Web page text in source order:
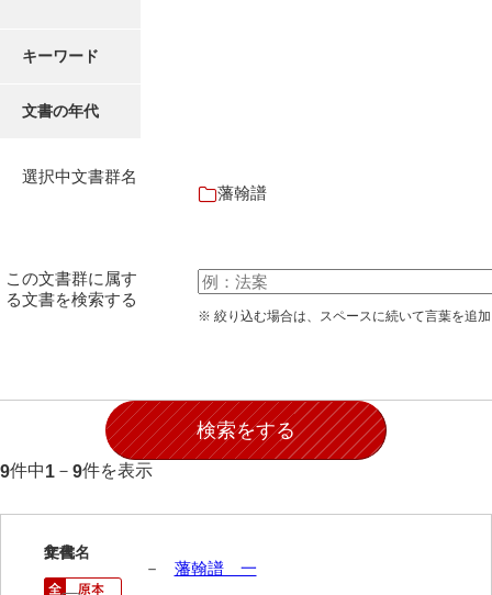
御広式日記
御書出控
御家譜
御家督記
キーワード
文書の年代
選択中文書群名
藩翰譜
この文書群に属す
る文書を検索する
※ 絞り込む場合は、スペースに続いて言葉を追
9件中1 － 9件を表示
1
文書名
藩翰譜 一
年代
－